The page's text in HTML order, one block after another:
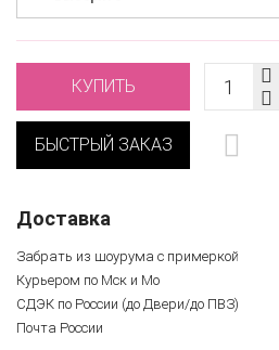
КУПИТЬ
БЫСТРЫЙ ЗАКАЗ
Доставка
Забрать из шоурума с примеркой
Курьером по Мск и Мо
СДЭК по России (до Двери/до ПВЗ)
Почта России